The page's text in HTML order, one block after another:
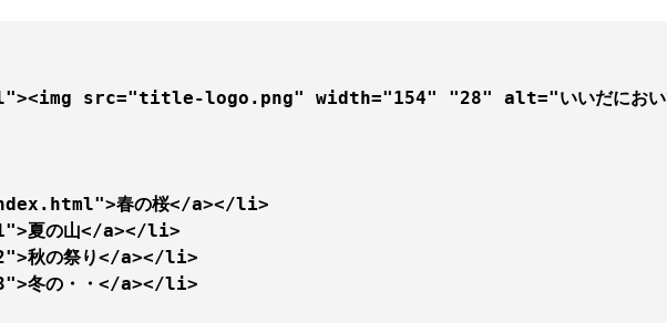
src="title-logo.png" width="154" "28" alt="いいだにお
春の桜</a></li>
夏の山</a></li>
秋の祭り</a></li>
冬の・・</a></li>